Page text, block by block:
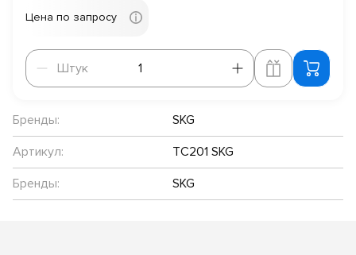
Цена по запросу
Штук
Штук
Бренды:
SKG
Артикул:
TC201 SKG
Бренды:
SKG